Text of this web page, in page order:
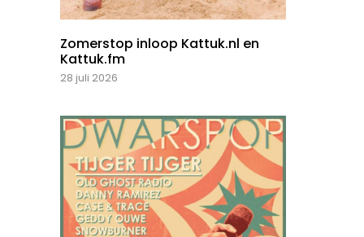
Zomerstop inloop Kattuk.nl en
Kattuk.fm
28 juli 2026